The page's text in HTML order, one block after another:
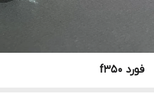
فورد f350